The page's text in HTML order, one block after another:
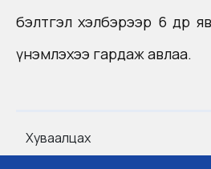
бэлтгэл хэлбэрээр 6 өдөр
үнэмлэхээ гардаж авлаа.
Хуваалцах